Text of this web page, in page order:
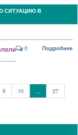
СИТУАЦИЮ В
:0 Подробнее
9 10 ... 27